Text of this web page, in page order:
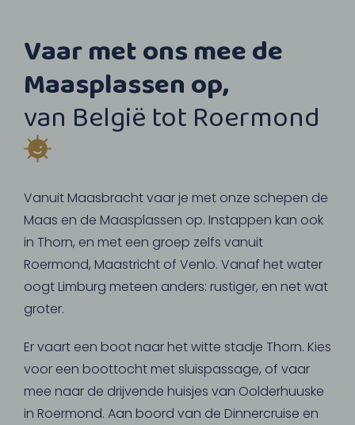
Vaar met ons mee de
Maasplassen op,
van België tot Roermond
Vanuit Maasbracht vaar je met onze schepen de
Maas en de Maasplassen op. Instappen kan ook
in Thorn, en met een groep zelfs vanuit
Roermond, Maastricht of Venlo. Vanaf het water
oogt Limburg meteen anders: rustiger, en net wat
groter.
Er vaart een boot naar het witte stadje Thorn. Kies
voor een boottocht met sluispassage, of vaar
mee naar de drijvende huisjes van Oolderhuuske
in Roermond. Aan boord van de Dinnercruise en